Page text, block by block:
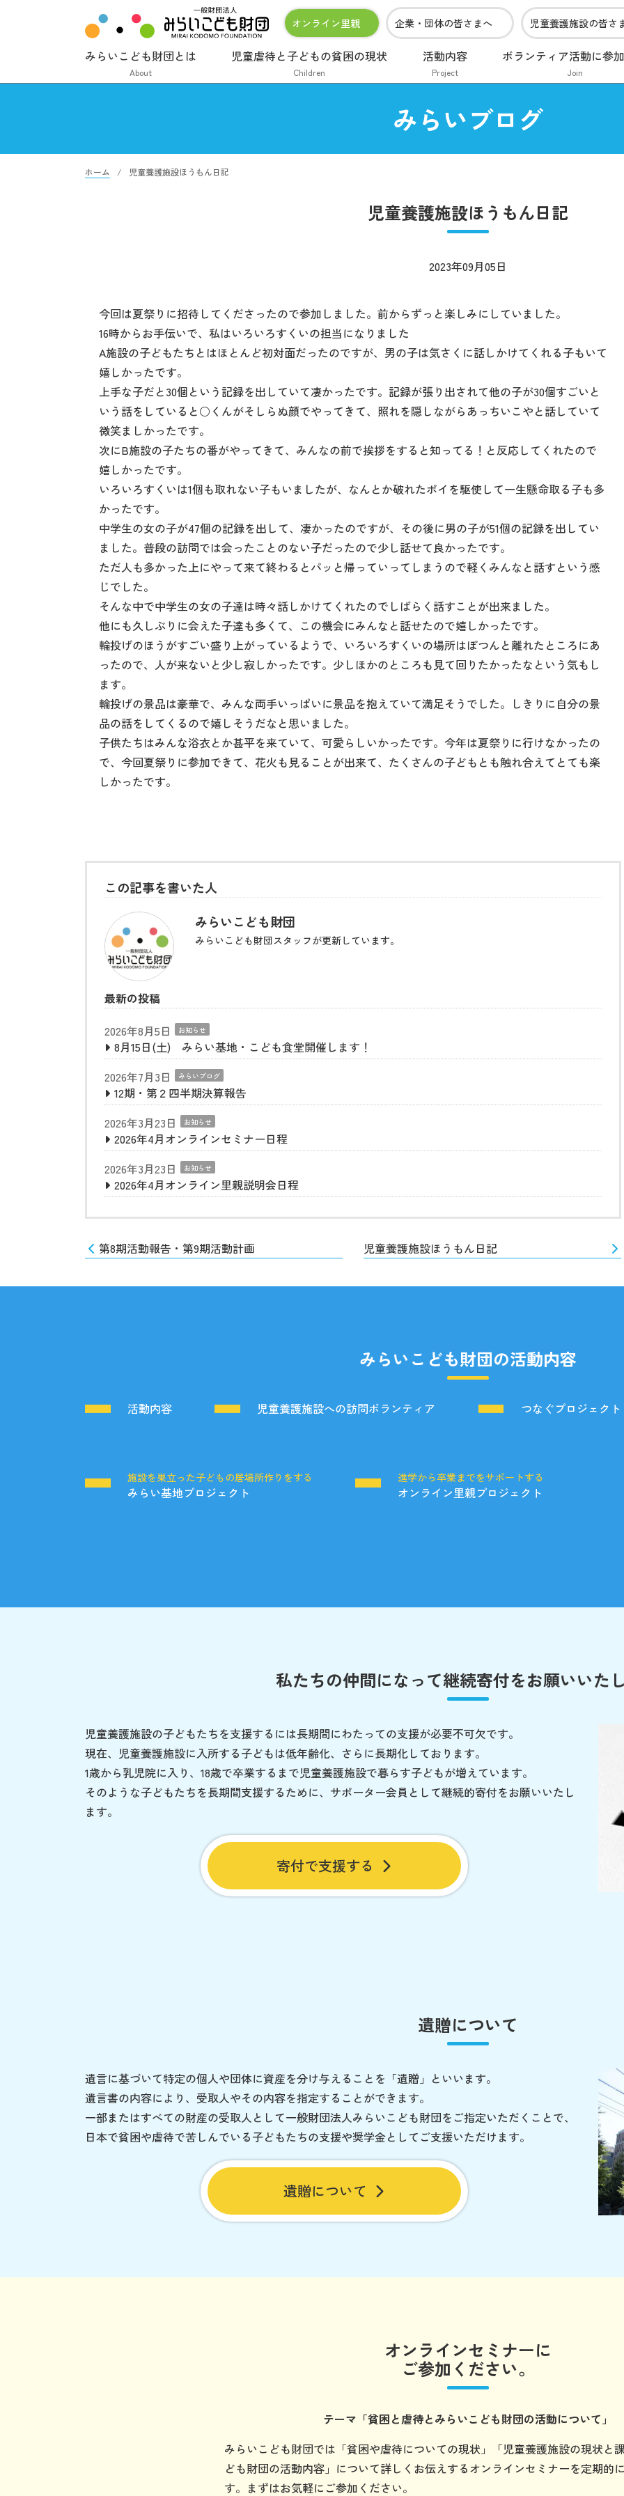
オンライン里親 企業・団体の皆さまへ 児童養護施設の皆さ
みらいこども財団とは
About
児童虐待と子どもの貧困の現状
Children
活動内容
Project
ボランティア活動に参
Join
みらいブログ
ホーム 児童養護施設ほうもん日記
児童養護施設ほうもん日記
2023年09月05日
今回は夏祭りに招待してくださったので参加しました。前からずっと楽しみにしていました。
16時からお手伝いで、私はいろいろすくいの担当になりました
A施設の子どもたちとはほとんど初対面だったのですが、男の子は気さくに話しかけてくれる子もいて
嬉しかったです。
上手な子だと30個という記録を出していて凄かったです。記録が張り出されて他の子が30個すごいと
いう話をしていると○くんがそしらぬ顔でやってきて、照れを隠しながらあっちいこやと話していて
微笑ましかったです。
次にB施設の子たちの番がやってきて、みんなの前で挨拶をすると知ってる！と反応してくれたので
嬉しかったです。
いろいろすくいは1個も取れない子もいましたが、なんとか破れたポイを駆使して一生懸命取る子も多
かったです。
中学生の女の子が47個の記録を出して、凄かったのですが、その後に男の子が51個の記録を出してい
ました。普段の訪問では会ったことのない子だったので少し話せて良かったです。
ただ人も多かった上にやって来て終わるとパッと帰っていってしまうので軽くみんなと話すという感
じでした。
そんな中で中学生の女の子達は時々話しかけてくれたのでしばらく話すことが出来ました。
他にも久しぶりに会えた子達も多くて、この機会にみんなと話せたので嬉しかったです。
輪投げのほうがすごい盛り上がっているようで、いろいろすくいの場所はぽつんと離れたところにあ
ったので、人が来ないと少し寂しかったです。少しほかのところも見て回りたかったなという気もし
ます。
輪投げの景品は豪華で、みんな両手いっぱいに景品を抱えていて満足そうでした。しきりに自分の景
品の話をしてくるので嬉しそうだなと思いました。
子供たちはみんな浴衣とか甚平を来ていて、可愛らしいかったです。今年は夏祭りに行けなかったの
で、今回夏祭りに参加できて、花火も見ることが出来て、たくさんの子どもとも触れ合えてとても楽
しかったです。
この記事を書いた人
みらいこども財団
みらいこども財団スタッフが更新しています。
最新の投稿
2026年8月5日
お知らせ
8月15日(土) みらい基地・こども食堂開催します！
2026年7月3日
みらいブログ
12期・第２四半期決算報告
2026年3月23日
お知らせ
2026年4月オンラインセミナー日程
2026年3月23日
お知らせ
2026年4月オンライン里親説明会日程
第8期活動報告・第9期活動計画 児童養護施設ほうもん日記
みらいこども財団の活動内容
活動内容 児童養護施設への訪問ボランティア つなぐプロジェクト
施設を巣立った子どもの居場所作りをする
みらい基地プロジェクト
進学から卒業までをサポートする
オンライン里親プロジェクト
私たちの仲間になって継続寄付をお願いいた
児童養護施設の子どもたちを支援するには長期間にわたっての支援が必要不可欠です。
現在、児童養護施設に入所する子どもは低年齢化、さらに長期化しております。
1歳から乳児院に入り、18歳で卒業するまで児童養護施設で暮らす子どもが増えています。
そのような子どもたちを長期間支援するために、サポーター会員として継続的寄付をお願いいたし
ます。
寄付で支援する
遺贈について
遺言に基づいて特定の個人や団体に資産を分け与えることを「遺贈」といいます。
遺言書の内容により、受取人やその内容を指定することができます。
一部またはすべての財産の受取人として一般財団法人みらいこども財団をご指定いただくことで、
日本で貧困や虐待で苦しんでいる子どもたちの支援や奨学金としてご支援いただけます。
遺贈について
オンラインセミナーに
ご参加ください。
テーマ 「貧困と虐待とみらいこども財団の活動について」
みらいこども財団では「貧困や虐待についての現状」「児童養護施設の現状と
ども財団の活動内容」について詳しくお伝えするオンラインセミナーを定期的
す。まずはお気軽にご参加ください。